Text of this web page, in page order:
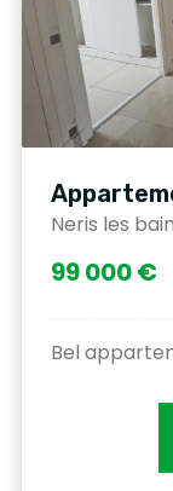
Neris les
99 000 €
Bel